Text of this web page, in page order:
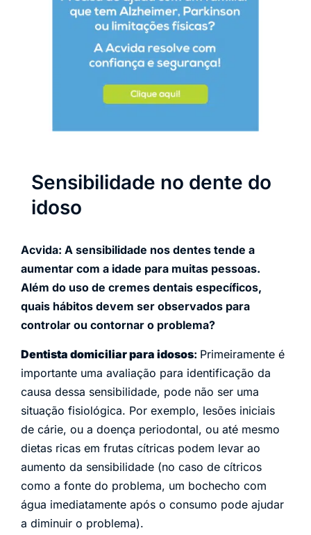
Sensibilidade no dente do
idoso
Acvida: A sensibilidade nos dentes tende a
aumentar com a idade para muitas pessoas.
Além do uso de cremes dentais específicos,
quais hábitos devem ser observados para
controlar ou contornar o problema?
Dentista domiciliar para idosos: Primeiramente é
importante uma avaliação para identificação da
causa dessa sensibilidade, pode não ser uma
situação fisiológica. Por exemplo, lesões iniciais
de cárie, ou a doença periodontal, ou até mesmo
dietas ricas em frutas cítricas podem levar ao
aumento da sensibilidade (no caso de cítricos
como a fonte do problema, um bochecho com
água imediatamente após o consumo pode ajudar
a diminuir o problema).